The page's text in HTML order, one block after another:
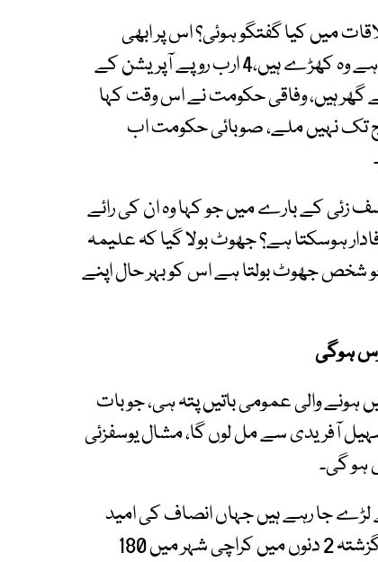
میں کیا گفتگو ہوئی؟ اس پر ابھی
سہیل آفریدی سے بات نہیں ہوئی، ان کا موقف واضح ہے وہ کھڑے ہیں،4 ارب روپے آپریشن کے
2014ء سے لوگ وہاں بے گھر ہیں، وفاقی حکومت نے اس وقت کہا
دے گی، جو آج تک نہیں ملے، صوبائی حکومت اب
زئی کے بارے میں جو کہا وہ ان کی رائے
ہوسکتا ہے؟ جھوٹ بولا گیا کہ علیمہ
جو شخص جھوٹ بولتا ہے اس کو بہر حال اپنے
ہونے والی عمومی باتیں پتہ ہی، جو بات
آفریدی سے مل لوں گا، مشال یوسفزئی
لڑے جا رہے ہیں جہاں انصاف کی امید
نہیں وہاں بھی لڑے جا رہے ہیں، یہاں فسطائیت ہے، گزشتہ 2 دنوں میں کراچی شہر میں 180